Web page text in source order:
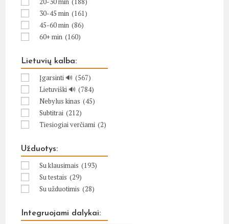
30-45 min (161)
45-60 min (86)
60+ min (160)
Lietuvių kalba:
Įgarsinti 🔊 (567)
Lietuviški 🔊 (784)
Nebylus kinas (45)
Subtitrai (212)
Tiesiogiai verčiami (2)
Užduotys:
Su klausimais (193)
Su testais (29)
Su užduotimis (28)
Integruojami dalykai: